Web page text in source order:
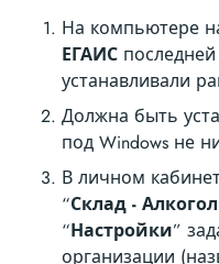
На компьютере
ЕГАИС
устанавливали
Должна быть
под Windows не
В личном
“Склад -
“Настройки”
организации